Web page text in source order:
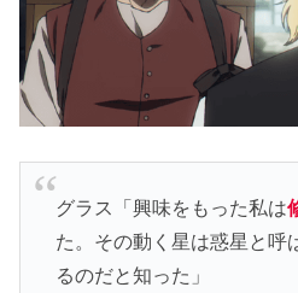
グラス「興味をもった私は
た。その動く星は惑星と呼
るのだと知った」